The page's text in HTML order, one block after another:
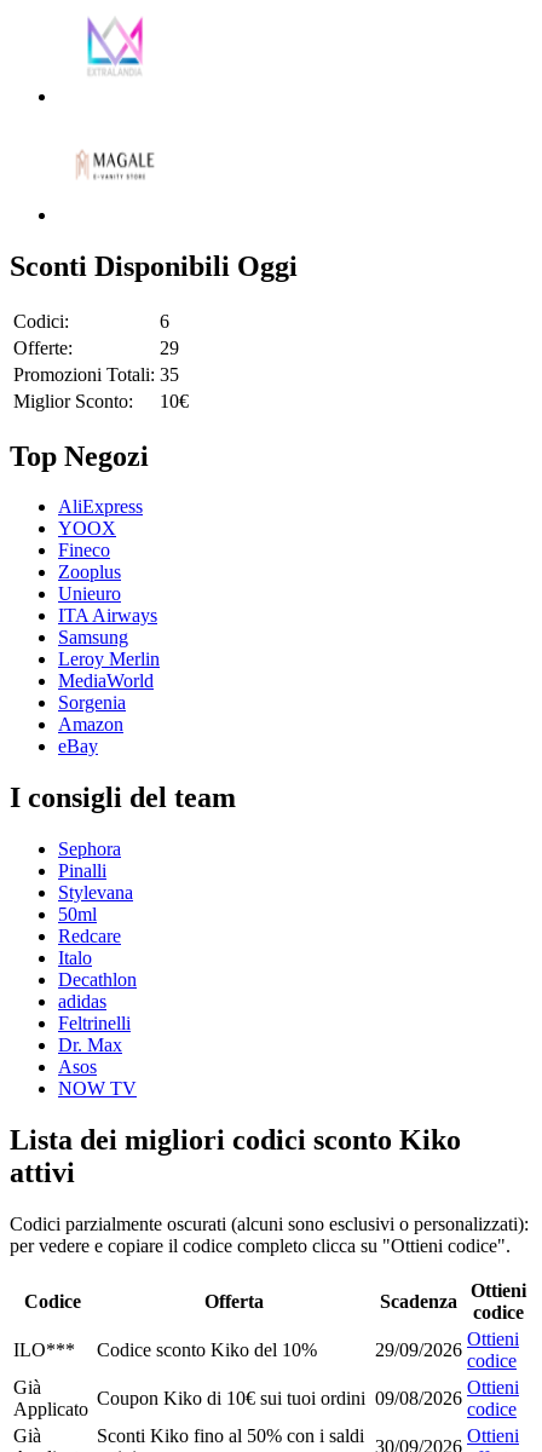
Sconti Disponibili Oggi
Codici:
6
Offerte:
29
Promozioni Totali: 35
Miglior Sconto:
10€
Top Negozi
AliExpress
YOOX
Fineco
Zooplus
Unieuro
ITA Airways
Samsung
Leroy Merlin
MediaWorld
Sorgenia
Amazon
eBay
I consigli del team
Sephora
Pinalli
Stylevana
50ml
Redcare
Italo
Decathlon
adidas
Feltrinelli
Dr. Max
Asos
NOW TV
Lista dei migliori codici sconto Kiko
attivi
Codici parzialmente oscurati (alcuni sono esclusivi o personalizzati):
per vedere e copiare il codice completo clicca su "Ottieni codice".
Codice Offerta Scadenza
Ottieni
codice
ILO***
Codice sconto Kiko del 10% 29/09/2026
Ottieni
codice
Già
Applicato
Coupon Kiko di 10€ sui tuoi ordini 09/08/2026
Ottieni
codice
Già
Sconti Kiko fino al 50% con i saldi
30/09/2026
Ottieni